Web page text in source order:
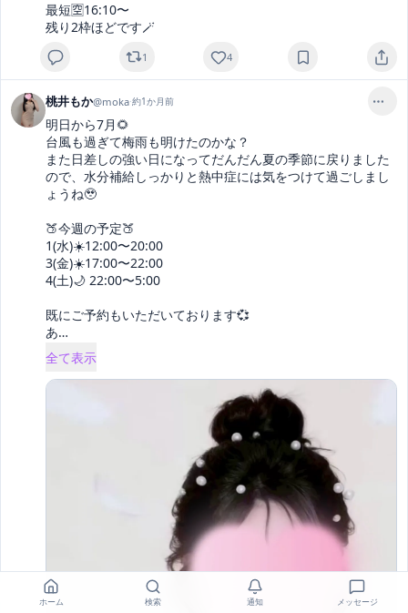
最短🈳16:10〜
残り2枠ほどです🪄
1 4
桃井もか@moka·約1か月前
明日から7月🌻
台風も過ぎて梅雨も明けたのかな？
また日差しの強い日になってだんだん夏の季節に戻りました
ので、水分補給しっかりと熱中症には気をつけて過ごしまし
ょうね🥹
🍑今週の予定🍑
1(水)☀️12:00〜20:00
3(金)☀️17:00〜22:00
4(土)🌙 22:00〜5:00
既にご予約もいただいております💞
あ…
全て表示
ホーム 検索 通知 メッセージ